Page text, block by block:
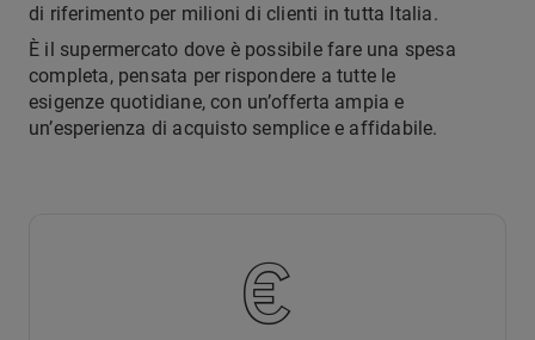
di riferimento per milioni di clienti in tutta Italia.
È il supermercato dove è possibile fare una spesa
completa, pensata per rispondere a tutte le
esigenze quotidiane, con un’offerta ampia e
un’esperienza di acquisto semplice e affidabile.